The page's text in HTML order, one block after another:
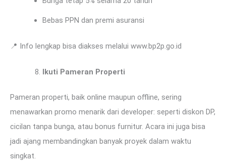
Bebas PPN dan premi asuransi
📍 Info lengkap bisa diakses melalui www.bp2p.go.id
Ikuti Pameran Properti
Pameran properti, baik online maupun offline, sering
menawarkan promo menarik dari developer: seperti diskon DP,
cicilan tanpa bunga, atau bonus furnitur. Acara ini juga bisa
jadi ajang membandingkan banyak proyek dalam waktu
singkat.